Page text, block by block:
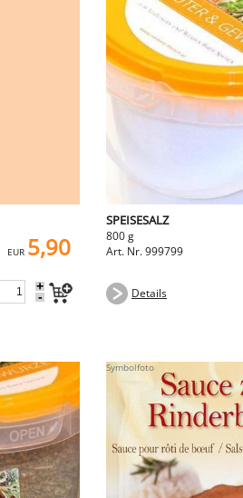
EUR 5,90
+
-
SPEISESALZ
800 g
Art. Nr. 999799
Details